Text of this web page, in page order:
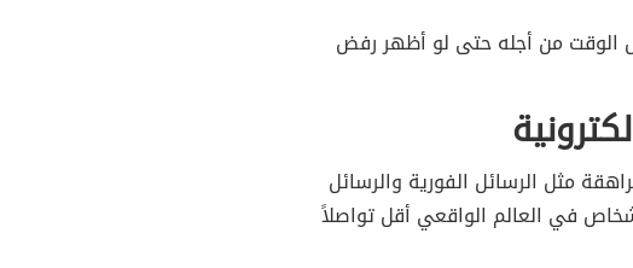
الوقت من أجله حتى لو أظهر رفض
مثل الرسائل الفورية والرسائل
في العالم الواقعي أقل تواصلاً